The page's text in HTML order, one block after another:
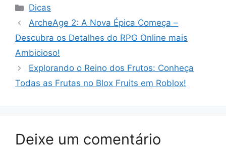
Categorias
Dicas
ArcheAge 2: A Nova Épica Começa –
Descubra os Detalhes do RPG Online mais
Ambicioso!
Explorando o Reino dos Frutos: Conheça
Todas as Frutas no Blox Fruits em Roblox!
Deixe um comentário